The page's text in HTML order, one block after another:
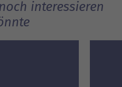
interessieren